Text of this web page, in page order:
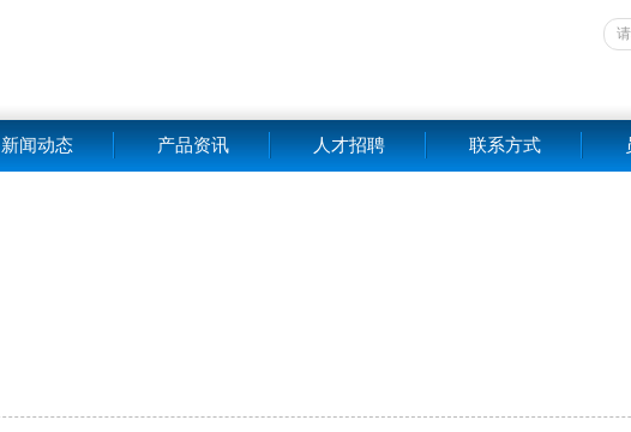
新闻动态 产品资讯 人才招聘 联系方式